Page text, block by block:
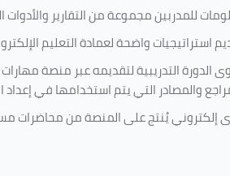
للمدربين مجموعة من التقارير والأدوات
واضحة لعمادة التعليم
الدورة التدريبية لتقديمه عبر منصة
والمصادر التي يتم استخدامها في
إلكتروني يُنتج على المنصة من محاضرات